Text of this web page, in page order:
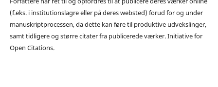
(f.eks. i institutionslagre eller på deres websted) forud for og under
manuskriptprocessen, da dette kan føre til produktive udvekslinger,
samt tidligere og større citater fra publicerede værker. Initiative for
Open Citations.